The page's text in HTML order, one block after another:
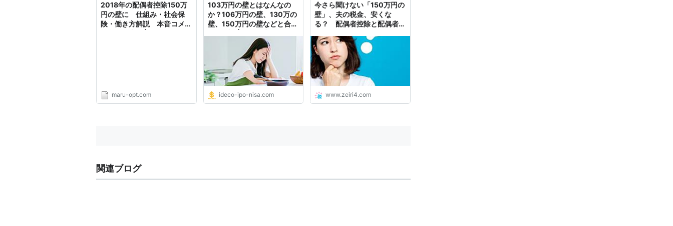
2018年の配偶者控除150万
円の壁に 仕組み・社会保
険・働き方解説 本音コメン
maru-opt.com
103万円の壁とはなんなの
か？106万円の壁、130万の
壁、150万円の壁などと合わ
ideco-ipo-nisa.com
今さら聞けない「150万円の
壁」、夫の税金、安くな
る？ 配偶者控除と配偶者特
www.zeiri4.com
関連ブログ